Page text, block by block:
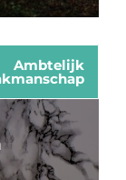
Ambtelijk